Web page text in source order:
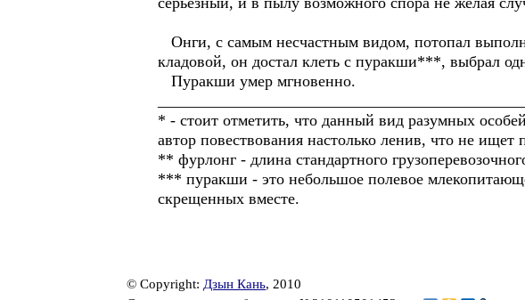
Онги, с самым несчастным видом, потопал
кладовой, он достал клеть с пуракши***, выбрал
Пуракши умер мгновенно.
* - стоит отметить, что данный вид разумных
автор повествования настолько ленив, что не ищет
** фурлонг - длина стандартного
*** пуракши - это небольшое полевое
скрещенных вместе.
© Copyright: Дзын Кань, 2010